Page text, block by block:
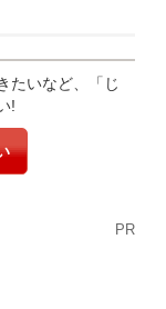
たいなど、「じ
!
PR